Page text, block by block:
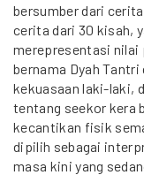
bersumber dari
cerita dari 30 kisah,
merepresentasi nilai
bernama Dyah
kekuasaan laki-laki,
tentang seekor kera
kecantikan fisik
dipilih sebagai
masa kini yang